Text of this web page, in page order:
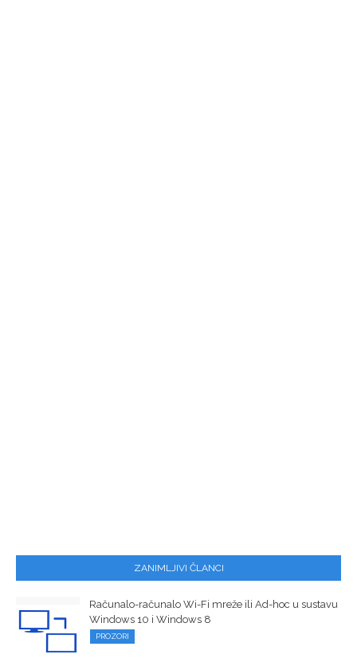
ZANIMLJIVI ČLANCI
Računalo-računalo Wi-Fi mreže ili Ad-hoc u sustavu
Windows 10 i Windows 8
PROZORI